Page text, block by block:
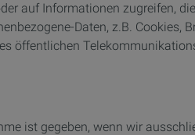
auf Informationen zugreifen,
Daten, z.B. Cookies,
öffentlichen
ist gegeben, wenn wir